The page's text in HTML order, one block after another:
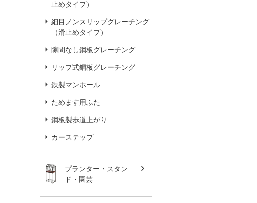
止めタイプ）
細目ノンスリップグレーチング
（滑止めタイプ）
隙間なし鋼板グレーチング
リップ式鋼板グレーチング
鉄製マンホール
ためます用ふた
鋼板製歩道上がり
カーステップ
プランター・スタン
ド・園芸